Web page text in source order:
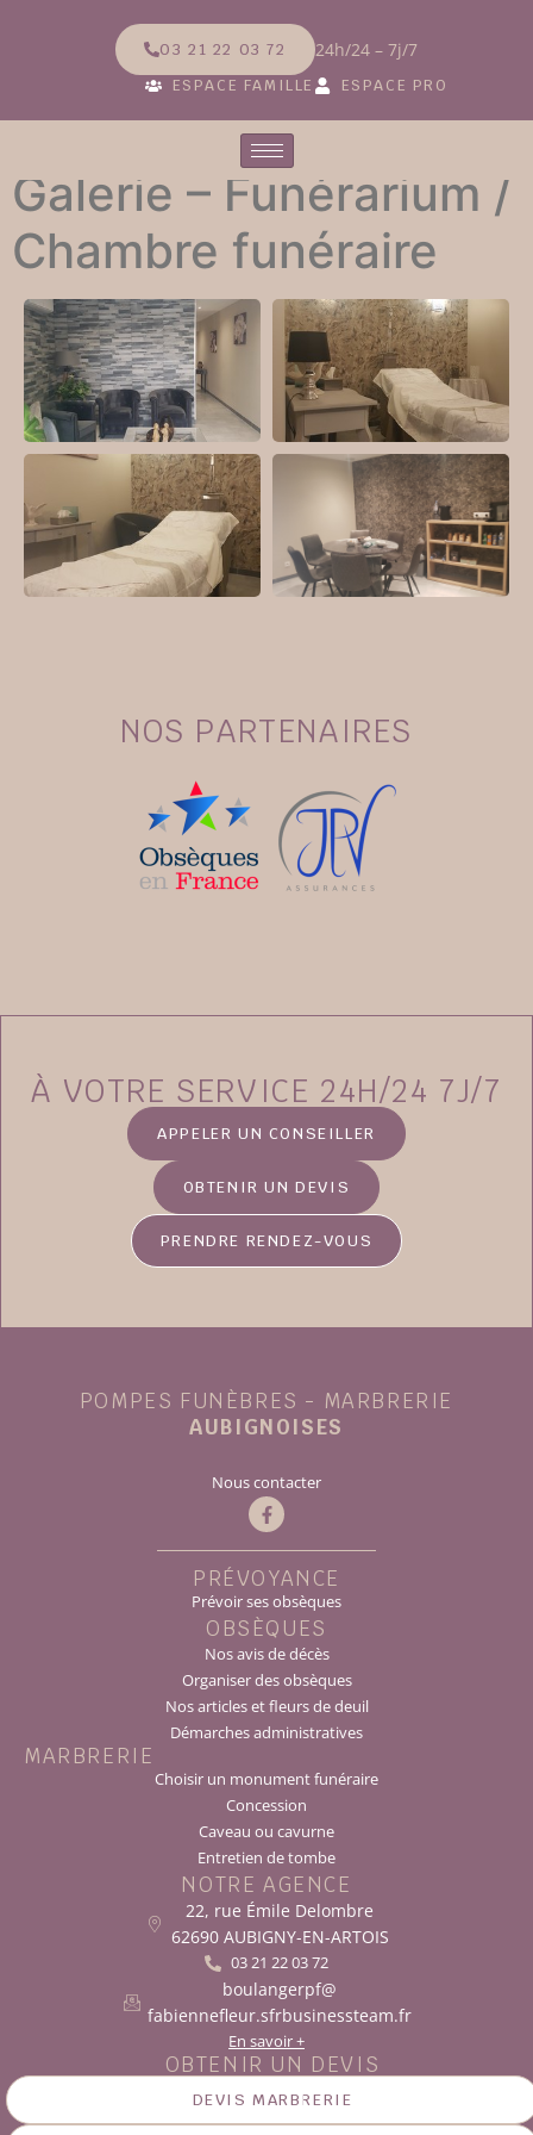
03 21 22 03 72 24h/24 – 7j/7
ESPACE FAMILLE ESPACE PRO
Galerie – Funérarium /
Chambre funéraire
NOS PARTENAIRES
À VOTRE SERVICE 24H/24 7J/7
APPELER UN CONSEILLER
OBTENIR UN DEVIS
PRENDRE RENDEZ-VOUS
POMPES FUNÈBRES - MARBRERIE
AUBIGNOISES
Nous contacter
PRÉVOYANCE
Prévoir ses obsèques
OBSÈQUES
Nos avis de décès
Organiser des obsèques
Nos articles et fleurs de deuil
Démarches administratives
MARBRERIE
Choisir un monument funéraire
Concession
Caveau ou cavurne
Entretien de tombe
NOTRE AGENCE
22, rue Émile Delombre
62690 AUBIGNY-EN-ARTOIS
03 21 22 03 72
boulangerpf@
fabiennefleur.sfrbusinessteam.fr
En savoir +
OBTENIR UN DEVIS
DEVIS MARBRERIE